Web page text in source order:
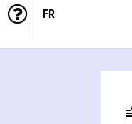
FR